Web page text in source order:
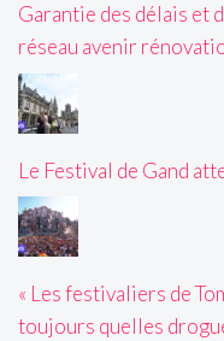
Garantie des délais et
réseau avenir
Le Festival de Gand
« Les festivaliers de
toujours quelles